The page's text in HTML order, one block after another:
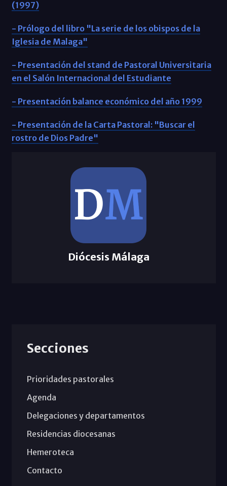
(1997)
- Prólogo del libro "La serie de los obispos de la
Iglesia de Malaga"
- Presentación del stand de Pastoral Universitaria
en el Salón Internacional del Estudiante
- Presentación balance económico del año 1999
- Presentación de la Carta Pastoral: "Buscar el
rostro de Dios Padre"
Diócesis Málaga
Secciones
Prioridades pastorales
Agenda
Delegaciones y departamentos
Residencias diocesanas
Hemeroteca
Contacto